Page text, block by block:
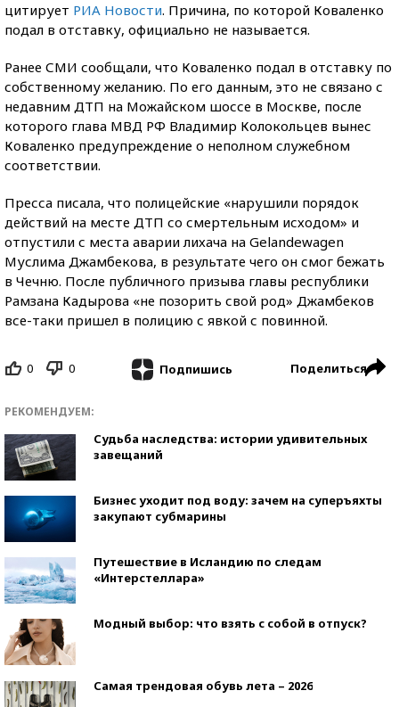
цитирует РИА Новости. Причина, по которой Коваленко
подал в отставку, официально не называется.
Ранее СМИ сообщали, что Коваленко подал в отставку по
собственному желанию. По его данным, это не связано с
недавним ДТП на Можайском шоссе в Москве, после
которого глава МВД РФ Владимир Колокольцев вынес
Коваленко предупреждение о неполном служебном
соответствии.
Пресса писала, что полицейские «нарушили порядок
действий на месте ДТП со смертельным исходом» и
отпустили с места аварии лихача на Gelandewagen
Муслима Джамбекова, в результате чего он смог бежать
в Чечню. После публичного призыва главы республики
Рамзана Кадырова «не позорить свой род» Джамбеков
все-таки пришел в полицию с явкой с повинной.
0 0 Подпишись Поделиться
РЕКОМЕНДУЕМ:
Судьба наследства: истории удивительных
завещаний
Бизнес уходит под воду: зачем на суперъяхты
закупают субмарины
Путешествие в Исландию по следам
«Интерстеллара»
Модный выбор: что взять с собой в отпуск?
Самая трендовая обувь лета – 2026